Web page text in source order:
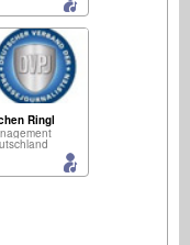
Ringl